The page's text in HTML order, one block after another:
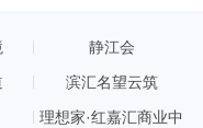
静江会
滨汇名望云筑
理想家·红嘉汇商业中